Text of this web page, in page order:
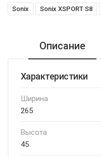
Sonix Sonix XSPORT S8
Описание
Характеристики
Ширина
265
Высота
45